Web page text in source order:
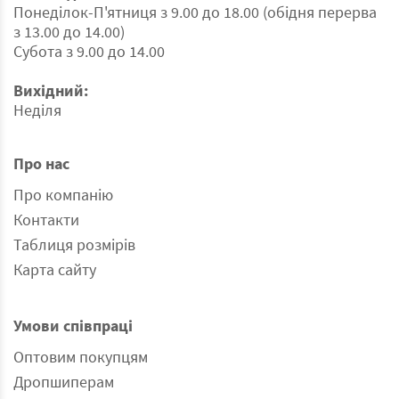
довговічністю і простотою догляду. Вони можуть
служити вам протягом багатьох років, і їх можна
прати в пральній машині без особливих умов.
якості, тривалості та практичності. Насолоджуйтесь
приємними відчуттями і безпекою, що вони не
догляду.
Тканина: 100% бавовна з короткою петлею
Щільність: 500 г/м2
Подивитись повністю
Понеділок-П'ятниця з 9.00 до 18.00 (обідня перерва
з 13.00 до 14.00)
Субота з 9.00 до 14.00
Вихідний:
Неділя
Про нас
Про компанію
Контакти
Таблиця розмірів
Карта сайту
Умови співпраці
Оптовим покупцям
Дропшиперам